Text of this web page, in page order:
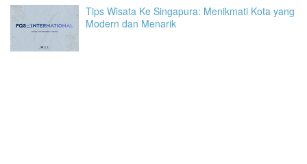
Tips Wisata Ke Singapura: Menikmati Kota yang
Modern dan Menarik